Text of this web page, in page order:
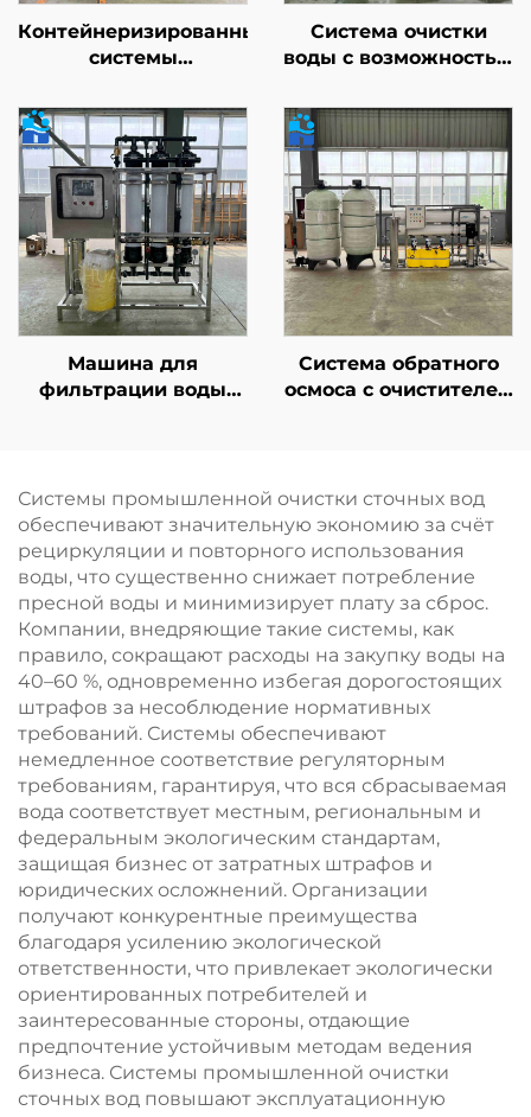
Контейнеризированные
системы
сертифицированные
по стандартам CE/ISO
| Промышленная
система обратного
осмоса
производительностью
50–500 м³/сут
Система очистки
воды с возможностью
выбора
производительности;
обратноосмотическая
(RO) система для
бытового и
промышленного
водоснабжения с
фильтрацией
высокой степени
чистоты
Машина для
фильтрации воды
осмоса (RO),
двухступенчатая
система, 20 т/л, в
продаже
Система обратного
осмоса с очистителем
очистки воды,
фильтрационная
система для
питьевой воды в
фермерских домах
Системы промышленной очистки сточных вод
обеспечивают значительную экономию за счёт
рециркуляции и повторного использования
воды, что существенно снижает потребление
пресной воды и минимизирует плату за сброс.
Компании, внедряющие такие системы, как
правило, сокращают расходы на закупку воды на
40–60 %, одновременно избегая дорогостоящих
штрафов за несоблюдение нормативных
требований. Системы обеспечивают
немедленное соответствие регуляторным
требованиям, гарантируя, что вся сбрасываемая
вода соответствует местным, региональным и
федеральным экологическим стандартам,
защищая бизнес от затратных штрафов и
юридических осложнений. Организации
получают конкурентные преимущества
благодаря усилению экологической
ответственности, что привлекает экологически
ориентированных потребителей и
заинтересованные стороны, отдающие
предпочтение устойчивым методам ведения
бизнеса. Системы промышленной очистки
сточных вод повышают эксплуатационную